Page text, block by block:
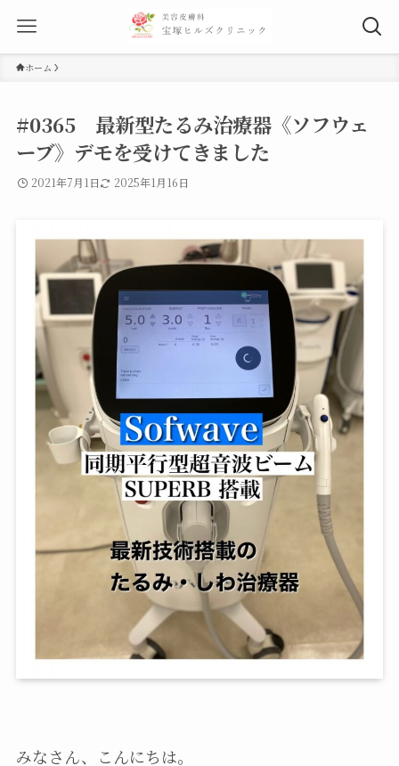
ホーム
#0365 最新型たるみ治療器《ソフウェ
ーブ》デモを受けてきました
2021年7月1日 2025年1月16日
みなさん、こんにちは。